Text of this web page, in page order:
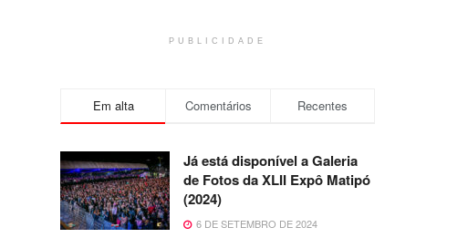
PUBLICIDADE
Em alta Comentários Recentes
Já está disponível a Galeria
de Fotos da XLII Expô Matipó
(2024)
6 DE SETEMBRO DE 2024